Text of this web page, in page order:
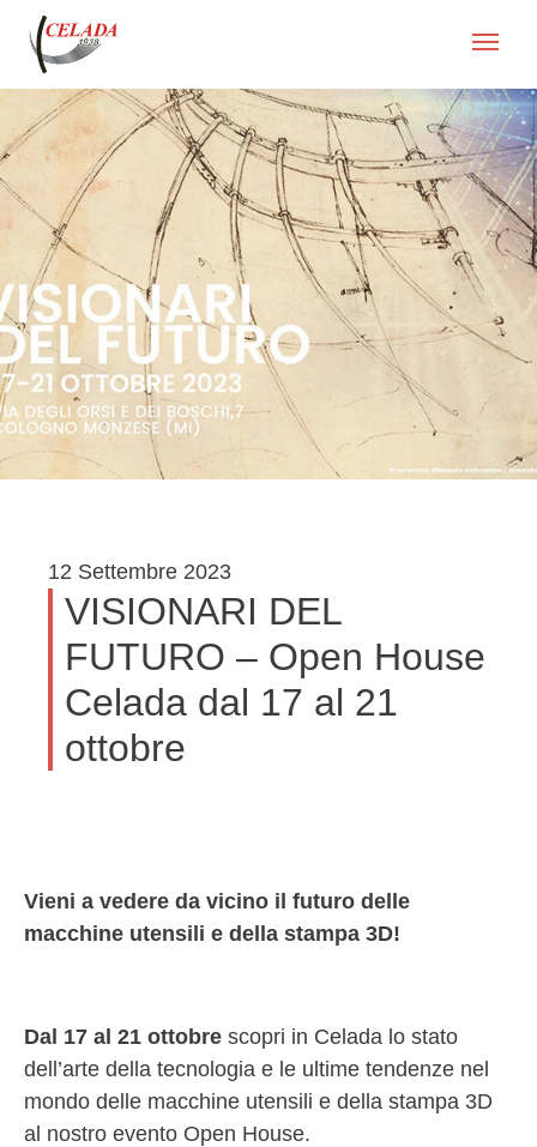
12 Settembre 2023
VISIONARI DEL
FUTURO – Open House
Celada dal 17 al 21
ottobre
Vieni a vedere da vicino il futuro delle
macchine utensili e della stampa 3D!
Dal 17 al 21 ottobre scopri in Celada lo stato
dell’arte della tecnologia e le ultime tendenze nel
mondo delle macchine utensili e della stampa 3D
al nostro evento Open House.